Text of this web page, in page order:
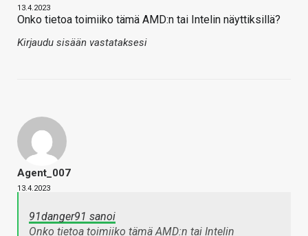
13.4.2023
Onko tietoa toimiiko tämä AMD:n tai Intelin näyttiksillä?
Kirjaudu sisään vastataksesi
Agent_007
13.4.2023
91danger91 sanoi
Onko tietoa toimiiko tämä AMD:n tai Intelin